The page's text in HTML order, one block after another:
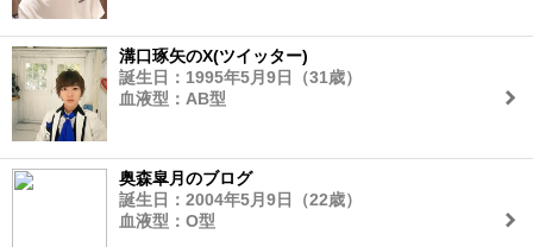
溝口琢矢のX(ツイッター)
誕生日：1995年5月9日（31歳）
血液型：AB型
奥森皐月のブログ
誕生日：2004年5月9日（22歳）
血液型：O型